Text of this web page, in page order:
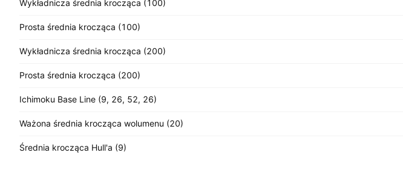
Wykładnicza średnia krocząca (100)
Prosta średnia krocząca (100)
Wykładnicza średnia krocząca (200)
Prosta średnia krocząca (200)
Ichimoku Base Line (9, 26, 52, 26)
Ważona średnia krocząca wolumenu (20)
Średnia krocząca Hull'a (9)